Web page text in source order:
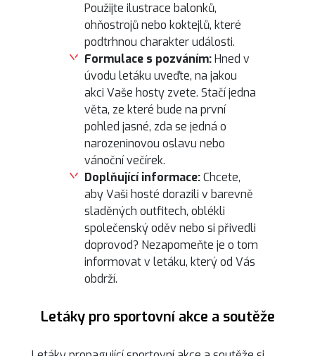
Použijte ilustrace balonků,
ohňostrojů nebo koktejlů, které
podtrhnou charakter události.
Formulace s pozváním:Hned v
úvodu letáku uveďte, na jakou
akci Vaše hosty zvete. Stačí jedna
věta, ze které bude na první
pohled jasné, zda se jedná o
narozeninovou oslavu nebo
vánoční večírek.
Doplňující informace:Chcete,
aby Vaši hosté dorazili v barevně
sladěných outfitech, oblékli
společenský oděv nebo si přivedli
doprovod? Nezapomeňte je o tom
informovat v letáku, který od Vás
obdrží.
Letáky pro sportovní akce a soutěže